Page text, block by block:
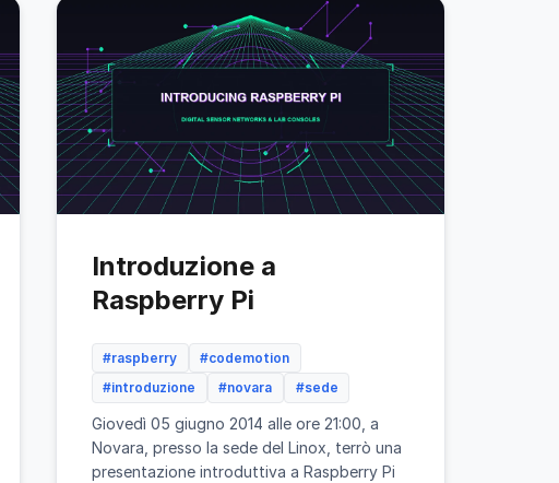
Introduzione a
Raspberry Pi
#raspberry
#codemotion
#introduzione
#novara #sede
Giovedì 05 giugno 2014 alle ore 21:00, a
Novara, presso la sede del Linox, terrò una
presentazione introduttiva a Raspberry Pi